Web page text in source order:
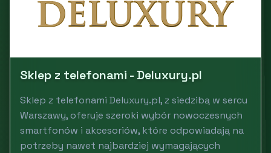
Sklep z telefonami - Deluxury.pl
Sklep z telefonami Deluxury.pl, z siedzibą w sercu
Warszawy, oferuje szeroki wybór nowoczesnych
smartfonów i akcesoriów, które odpowiadają na
potrzeby nawet najbardziej wymagających